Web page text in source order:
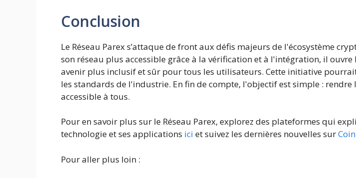
Conclusion
Le Réseau Parex s’attaque de front aux défis majeurs de l'écosystème
son réseau plus accessible grâce à la vérification et à l'intégration, il ouvre
avenir plus inclusif et sûr pour tous les utilisateurs. Cette initiative
les standards de l'industrie. En fin de compte, l'objectif est simple : rendre
accessible à tous.
Pour en savoir plus sur le Réseau Parex, explorez des plateformes qui
technologie et ses applications ici et suivez les dernières nouvelles sur
Pour aller plus loin :